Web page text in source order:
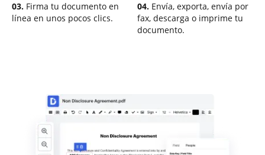
03. Firma tu documento en
línea en unos pocos clics.
04. Envía, exporta, envía por
fax, descarga o imprime tu
documento.